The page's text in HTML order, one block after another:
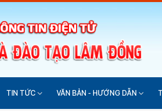
TIN TỨC VĂN BẢN - HƯỚNG DẪN